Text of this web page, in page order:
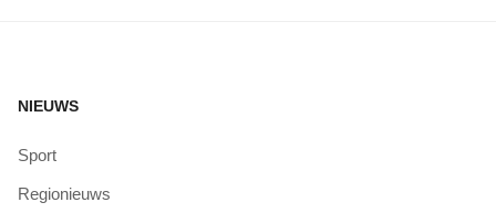
NIEUWS
Sport
Regionieuws